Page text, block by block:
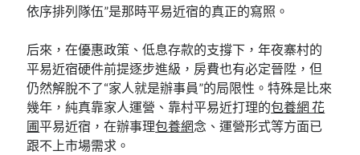
依序排列隊伍”是那時平易近宿的真正的寫照。
后來，在優惠政策、低息存款的支撐下，年夜寨村的
平易近宿硬件前提逐步進級，房費也有必定晉陞，但
仍然解脫不了“家人就是辦事員”的局限性。特殊是比來
幾年，純真靠家人運營、靠村平易近打理的包養網 花
圃平易近宿，在辦事理包養網念、運營形式等方面已
跟不上市場需求。